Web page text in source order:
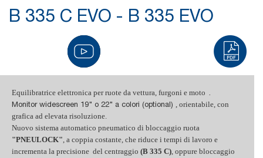
B 335 C EVO - B 335 EVO
Equilibratrice elettronica per ruote da vettura, furgoni e moto .
Monitor widescreen 19" o 22" a colori (optional) , orientabile, con
grafica ad elevata risoluzione.
Nuovo sistema automatico pneumatico di bloccaggio ruota
"PNEULOCK", a coppia costante, che riduce i tempi di lavoro e
incrementa la precisione del centraggio (B 335 C), oppure bloccaggio